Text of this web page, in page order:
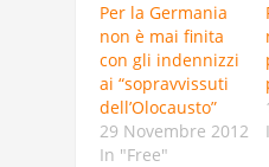
Per la Germania
non è mai finita
con gli indennizzi
ai “sopravvissuti
dell’Olocausto”
29 Novembre 2012
In "Free"